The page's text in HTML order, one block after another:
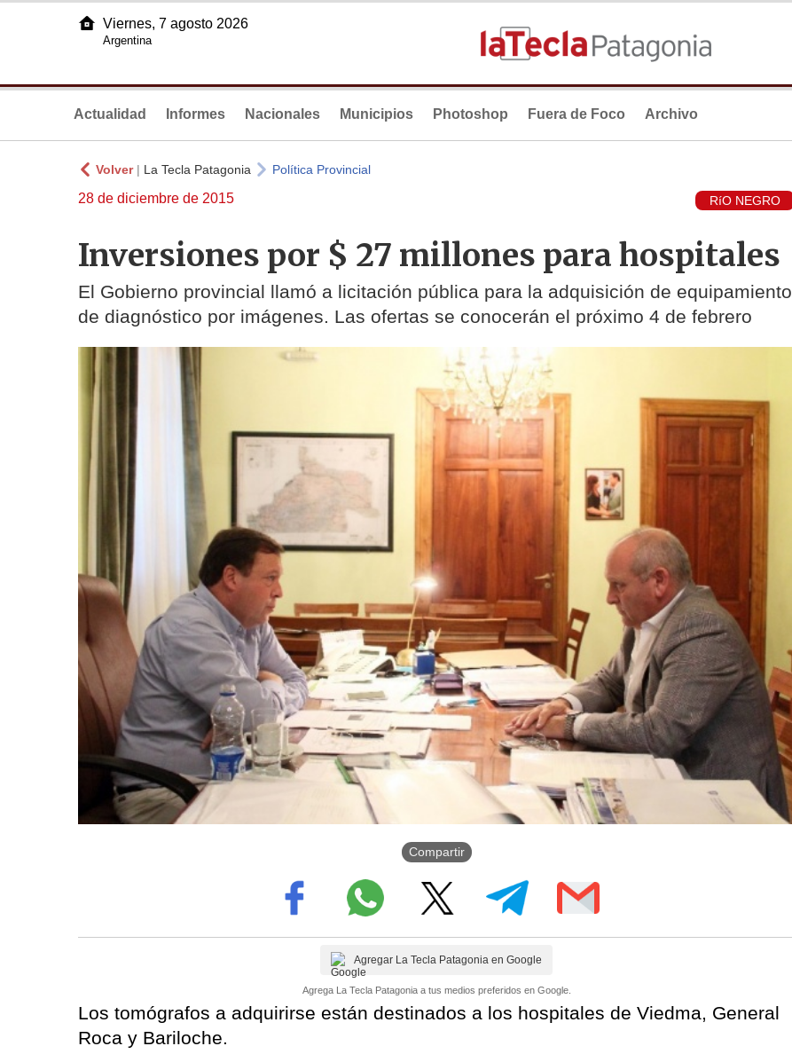
Viernes, 7 agosto 2026
Argentina
Actualidad Informes Nacionales Municipios Photoshop Fuera de Foco Archivo
Volver| La Tecla Patagonia Política Provincial
28 de diciembre de 2015 RíO NEGRO
Inversiones por $ 27 millones para hospitales
El Gobierno provincial llamó a licitación pública para la adquisición de equipamiento
de diagnóstico por imágenes. Las ofertas se conocerán el próximo 4 de febrero
Compartir
Agregar La Tecla Patagonia en Google
Agrega La Tecla Patagonia a tus medios preferidos en Google.
Los tomógrafos a adquirirse están destinados a los hospitales de Viedma, General
Roca y Bariloche.